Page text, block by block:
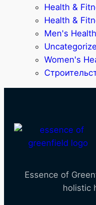
Health &
Health &
Men's Health
Women's
Essence of
holistic